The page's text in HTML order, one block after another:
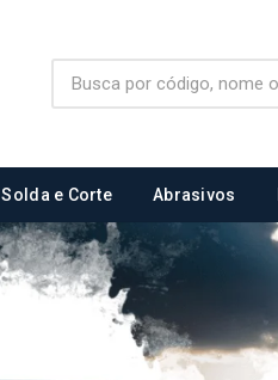
Solda e Corte Abrasivos